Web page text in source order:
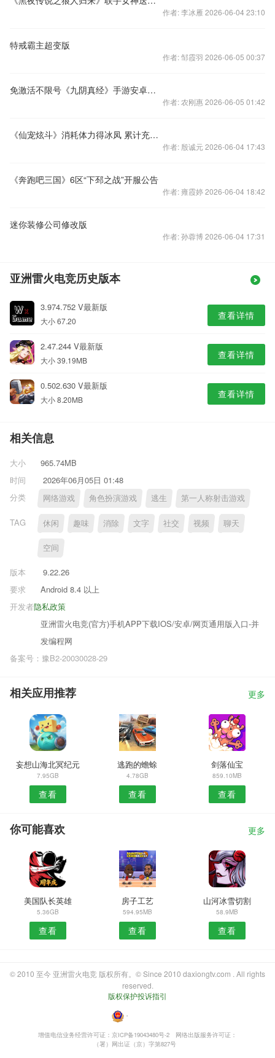
作者: 李冰雁 2026-06-04 23:10
特戒霸主超变版
作者: 邹霞羽 2026-06-05 00:37
免激活不限号《九阴真经》手游安卓测试今日开启
作者: 农刚惠 2026-06-05 01:42
《仙宠炫斗》消耗体力得冰凤 累计充值拿宝石
作者: 殷诚元 2026-06-04 17:43
《奔跑吧三国》6区“下邳之战”开服公告
作者: 雍霞婷 2026-06-04 18:42
迷你装修公司修改版
作者: 孙蓉博 2026-06-04 17:31
亚洲雷火电竞历史版本
3.974.752 V最新版
大小 67.20 查看详情
2.47.244 V最新版
大小 39.19MB 查看详情
0.502.630 V最新版
大小 8.20MB 查看详情
相关信息
大小
965.74MB
时间
2026年06月05日 01:48
分类
网络游戏 角色扮演游戏 逃生 第一人称射击游戏
TAG 休闲 趣味 消除 文字 社交 视频 聊天
空间
版本
9.22.26
要求
Android 8.4 以上
隐私政策
开发者
亚洲雷火电竞(官方)手机APP下载IOS/安卓/网页通用版入口-并
发编程网
备案号：豫B2-20030028-29
相关应用推荐 更多
妄想山海北冥纪元
7.95GB
查看
逃跑的蟾蜍
4.78GB
查看
剑落仙宝
859.10MB
查看
你可能喜欢 更多
美国队长英雄
5.36GB
查看
房子工艺
594.95MB
查看
山河冰雪切割
58.9MB
查看
© 2010 至今 亚洲雷火电竞 版权所有。© Since 2010 daxiongtv.com . All rights
reserved.
版权保护投诉指引
・
增值电信业务经营许可证：京ICP备19043480号-2
网络出版服务许可证：
（署）网出证（京）字第827号